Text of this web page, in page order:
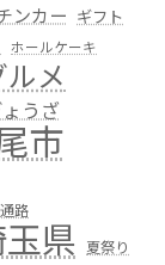
ンカー ギフト
ホールケーキ
メ
うざ
市
路
県 夏祭り